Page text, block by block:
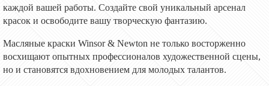
каждой вашей работы. Создайте свой уникальный арсенал
красок и освободите вашу творческую фантазию.
Масляные краски Winsor & Newton не только восторженно
восхищают опытных профессионалов художественной сцены,
но и становятся вдохновением для молодых талантов.